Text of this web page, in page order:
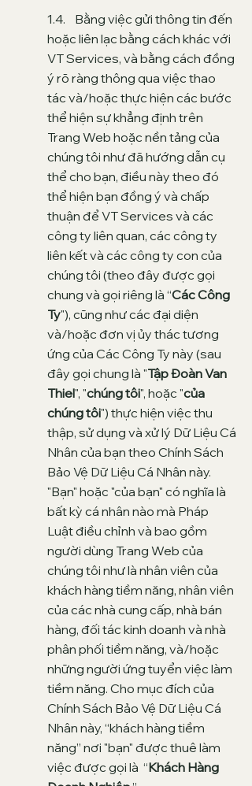
1.4. Bằng việc gửi thông tin đến
hoặc liên lạc bằng cách khác với
VT Services, và bằng cách đồng
ý rõ ràng thông qua việc thao
tác và/hoặc thực hiện các bước
thể hiện sự khẳng định trên
Trang Web hoặc nền tảng của
chúng tôi như đã hướng dẫn cụ
thể cho bạn, điều này theo đó
thể hiện bạn đồng ý và chấp
thuận để VT Services và các
công ty liên quan, các công ty
liên kết và các công ty con của
chúng tôi (theo đây được gọi
chung và gọi riêng là “Các Công
Ty"), cũng như các đại diện
và/hoặc đơn vị ủy thác tương
ứng của Các Công Ty này (sau
đây gọi chung là "Tập Đoàn Van
Thiel", "chúng tôi", hoặc "của
chúng tôi") thực hiện việc thu
thập, sử dụng và xử lý Dữ Liệu Cá
Nhân của bạn theo Chính Sách
Bảo Vệ Dữ Liệu Cá Nhân này.
"Bạn" hoặc "của bạn" có nghĩa là
bất kỳ cá nhân nào mà Pháp
Luật điều chỉnh và bao gồm
người dùng Trang Web của
chúng tôi như là nhân viên của
khách hàng tiềm năng, nhân viên
của các nhà cung cấp, nhà bán
hàng, đối tác kinh doanh và nhà
phân phối tiềm năng, và/hoặc
những người ứng tuyển việc làm
tiềm năng. Cho mục đích của
Chính Sách Bảo Vệ Dữ Liệu Cá
Nhân này, “khách hàng tiềm
năng” nơi "bạn" được thuê làm
việc được gọi là “Khách Hàng